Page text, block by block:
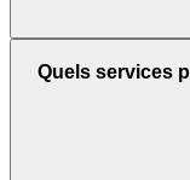
Quels services